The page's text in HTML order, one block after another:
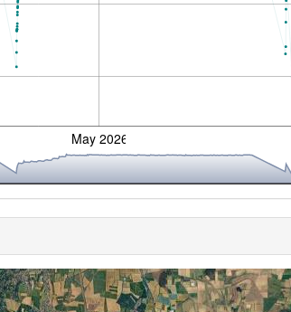
May 2026